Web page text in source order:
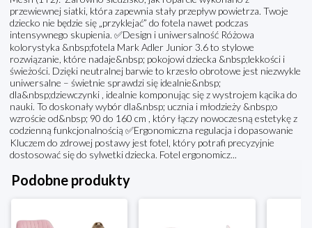
przewiewnej siatki, która zapewnia stały przepływ powietrza. Twoje
dziecko nie będzie się „przyklejać” do fotela nawet podczas
intensywnego skupienia. ✅Design i uniwersalność Różowa
kolorystyka &nbsp;fotela Mark Adler Junior 3.6 to stylowe
rozwiązanie, które nadaje&nbsp; pokojowi dziecka &nbsp;lekkości i
świeżości. Dzięki neutralnej barwie to krzesło obrotowe jest niezwykle
uniwersalne – świetnie sprawdzi się idealnie&nbsp;
dla&nbsp;dziewczynki , idealnie komponując się z wystrojem kącika do
nauki. To doskonały wybór dla&nbsp; ucznia i młodzieży &nbsp;o
wzroście od&nbsp; 90 do 160 cm , który łączy nowoczesną estetykę z
codzienną funkcjonalnością ✅Ergonomiczna regulacja i dopasowanie
Kluczem do zdrowej postawy jest fotel, który potrafi precyzyjnie
dostosować się do sylwetki dziecka. Fotel ergonomicz...
Podobne produkty